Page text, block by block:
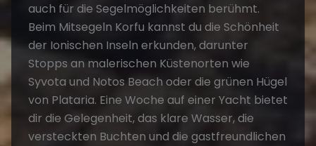
auch für die Segelmöglichkeiten berühmt.
Beim Mitsegeln Korfu kannst du die Schönheit
der Ionischen Inseln erkunden, darunter
Stopps an malerischen Küstenorten wie
Syvota und Notos Beach oder die grünen Hügel
von Plataria. Eine Woche auf einer Yacht bietet
dir die Gelegenheit, das klare Wasser, die
versteckten Buchten und die gastfreundlichen